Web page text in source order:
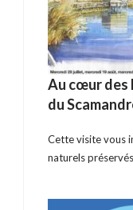
Au cœur des
du
Cette visite vous
naturels